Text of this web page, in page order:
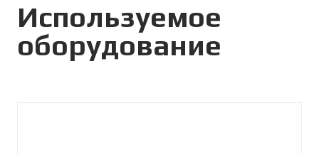
Используемое
оборудование